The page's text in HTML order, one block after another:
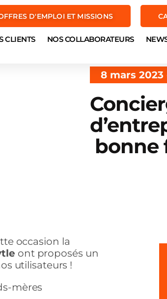
D'EMPLOI ET MISSIONS
CLIENTS NOS COLLABORATEURS
8 mars 2023
bonne
occasion la
ont proposés un
utilisateurs !
mères